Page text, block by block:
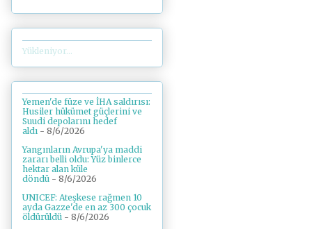
Yükleniyor...
Yemen'de füze ve İHA saldırısı:
Husiler hükümet güçlerini ve
Suudi depolarını hedef
aldı - 8/6/2026
Yangınların Avrupa'ya maddi
zararı belli oldu: Yüz binlerce
hektar alan küle
döndü - 8/6/2026
UNICEF: Ateşkese rağmen 10
ayda Gazze'de en az 300 çocuk
öldürüldü - 8/6/2026